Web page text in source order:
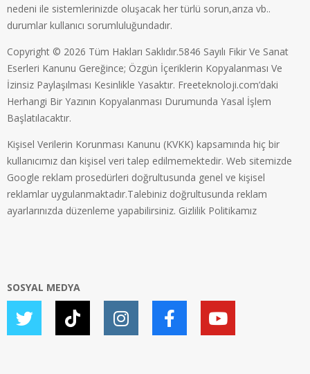
nedeni ile sistemlerinizde oluşacak her türlü sorun,arıza vb..
durumlar kullanıcı sorumluluğundadır.
Copyright © 2026 Tüm Hakları Saklıdır.5846 Sayılı Fikir Ve Sanat
Eserleri Kanunu Gereğince; Özgün İçeriklerin Kopyalanması Ve
İzinsiz Paylaşılması Kesinlikle Yasaktır. Freeteknoloji.com’daki
Herhangi Bir Yazının Kopyalanması Durumunda Yasal İşlem
Başlatılacaktır.
Kişisel Verilerin Korunması Kanunu (KVKK) kapsamında hiç bir
kullanıcımız dan kişisel veri talep edilmemektedir. Web sitemizde
Google reklam prosedürleri doğrultusunda genel ve kişisel
reklamlar uygulanmaktadır.Talebiniz doğrultusunda reklam
ayarlarınızda düzenleme yapabilirsiniz. Gizlilik Politikamız
SOSYAL MEDYA